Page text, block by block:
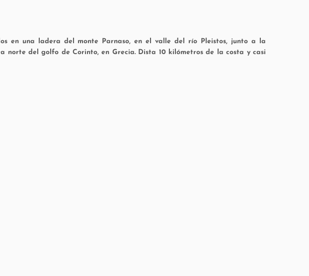
en una ladera del monte Parnaso, en el valle del río Pleistos, junto a la
norte del golfo de Corinto, en Grecia. Dista 10 kilómetros de la costa y casi